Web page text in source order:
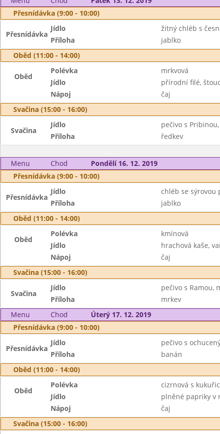
Přesnídávka (9:00 - 10:00)
Přesnídávka
Jídlo
žitný chléb s
Příloha
jablko
Oběd (11:00 - 14:00)
Oběd
Polévka
mrkvová
Jídlo
přírodní filé,
Nápoj
čaj
Svačina (15:00 - 16:00)
Svačina
Jídlo
pečivo s
Příloha
ředkev
Menu Chod
Pondělí 16. 12. 2019
Přesnídávka (9:00 - 10:00)
Přesnídávka
Jídlo
chléb se sýrovou
Příloha
jablko
Oběd (11:00 - 14:00)
Oběd
Polévka
kmínová
Jídlo
hrachová kaše,
Nápoj
čaj
Svačina (15:00 - 16:00)
Svačina
Jídlo
pečivo s Ramou,
Příloha
mrkev
Menu
Chod
Úterý 17. 12. 2019
Přesnídávka (9:00 - 10:00)
Přesnídávka
Jídlo
pečivo s
Příloha
banán
Oběd (11:00 - 14:00)
Oběd
Polévka
cizrnová s
Jídlo
plněné papriky v
Nápoj
čaj
Svačina (15:00 - 16:00)